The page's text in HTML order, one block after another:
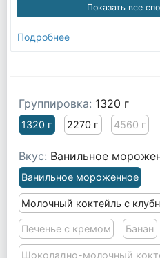
Показать все
Подробнее
Группировка: 1320 г
1320 г 2270 г 4560 г
Вкус: Ванильное
Ванильное мороженное
Молочный коктейль с
Печенье с кремом Банан
Шоколадно-молочный